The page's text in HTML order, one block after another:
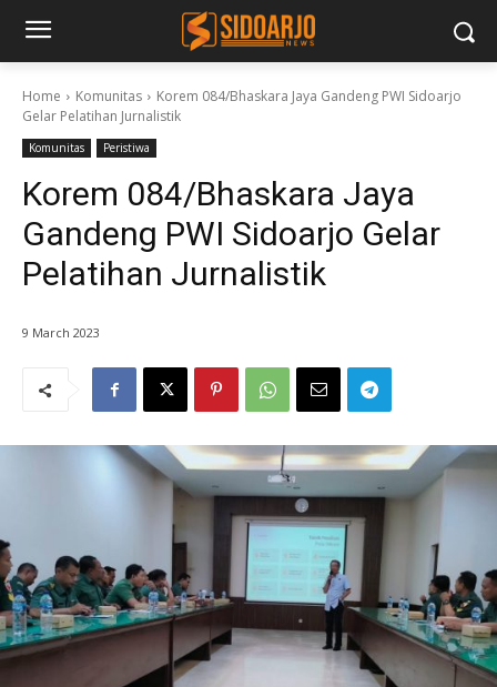
Home Komunitas
Korem 084/Bhaskara Jaya Gandeng PWI Sidoarjo
Gelar Pelatihan Jurnalistik
Komunitas Peristiwa
Korem 084/Bhaskara Jaya
Gandeng PWI Sidoarjo Gelar
Pelatihan Jurnalistik
9 March 2023